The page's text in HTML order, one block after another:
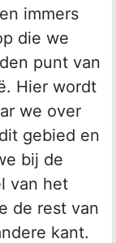
immers
die we
punt van
Hier wordt
we over
gebied en
bij de
van het
de rest van
kant.